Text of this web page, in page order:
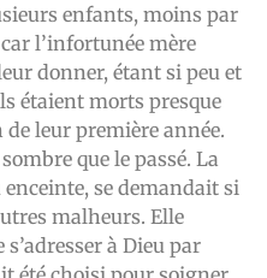
enfants, moins par
l’infortunée mère
donner, étant si peu et
étaient morts presque
leur première année.
que le passé. La
se demandait si
malheurs. Elle
à Dieu par